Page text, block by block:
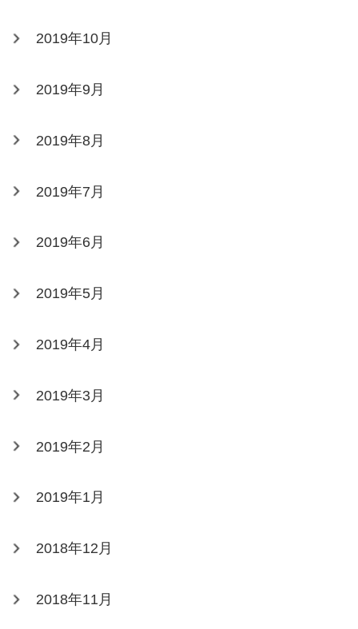
2019年10月
2019年9月
2019年8月
2019年7月
2019年6月
2019年5月
2019年4月
2019年3月
2019年2月
2019年1月
2018年12月
2018年11月